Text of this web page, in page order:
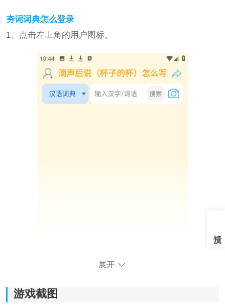
夯词词典怎么登录
1、点击左上角的用户图标。
展开
游戏截图